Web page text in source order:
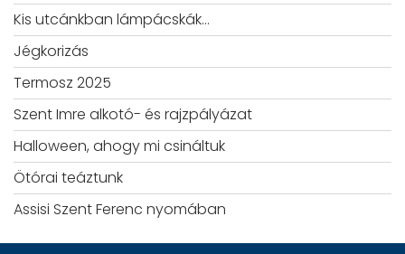
Kis utcánkban lámpácskák…
Jégkorizás
Termosz 2025
Szent Imre alkotó- és rajzpályázat
Halloween, ahogy mi csináltuk
Ötórai teáztunk
Assisi Szent Ferenc nyomában